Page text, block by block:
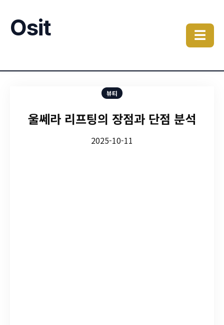
Osit ☰
뷰티
울쎄라 리프팅의 장점과 단점 분석
2025-10-11